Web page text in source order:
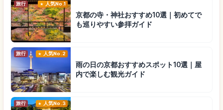
旅行 人気No.1
京都の寺・神社おすすめ10選｜初めてで
も巡りやすい参拝ガイド
旅行 人気No.2
雨の日の京都おすすめスポット10選｜屋
内で楽しむ観光ガイド
旅行 人気No.3